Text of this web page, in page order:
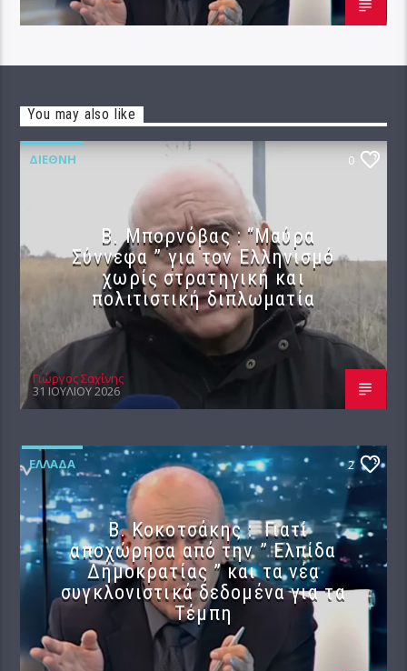
You may also like
ΔΙΕΘΝΉ 0
B. Μπορνόβας : “Μαύρα
Σύννεφα ” για τον Ελληνισμό
χωρίς στρατηγική και
πολιτιστική διπλωματία
Γιώργος Σαχίνης
31 ΙΟΥΛΊΟΥ 2026
ΕΛΛΆΔΑ 2
Β. Κοκοτσάκης : Γιατί
αποχώρησα από την ” Ελπίδα
Δημοκρατίας ” και τα νέα
συγκλονιστικά δεδομένα για τα
Τέμπη